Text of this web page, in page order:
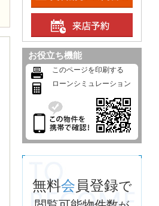
お役立ち機能
このページを印刷する
ローンシミュレーション
無料会員登録で